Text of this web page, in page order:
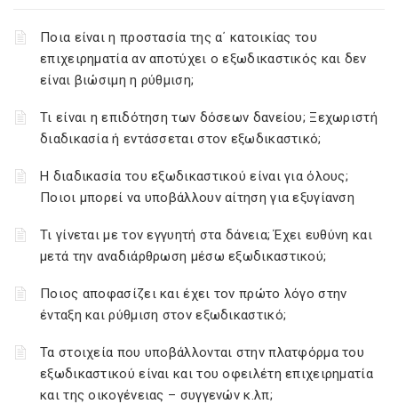
Ποια είναι η προστασία της α΄ κατοικίας του
επιχειρηματία αν αποτύχει ο εξωδικαστικός και δεν
είναι βιώσιμη η ρύθμιση;
Τι είναι η επιδότηση των δόσεων δανείου; Ξεχωριστή
διαδικασία ή εντάσσεται στον εξωδικαστικό;
Η διαδικασία του εξωδικαστικού είναι για όλους;
Ποιοι μπορεί να υποβάλλουν αίτηση για εξυγίανση
Τι γίνεται με τον εγγυητή στα δάνεια; Έχει ευθύνη και
μετά την αναδιάρθρωση μέσω εξωδικαστικού;
Ποιος αποφασίζει και έχει τον πρώτο λόγο στην
ένταξη και ρύθμιση στον εξωδικαστικό;
Τα στοιχεία που υποβάλλονται στην πλατφόρμα του
εξωδικαστικού είναι και του οφειλέτη επιχειρηματία
και της οικογένειας – συγγενών κ.λπ;